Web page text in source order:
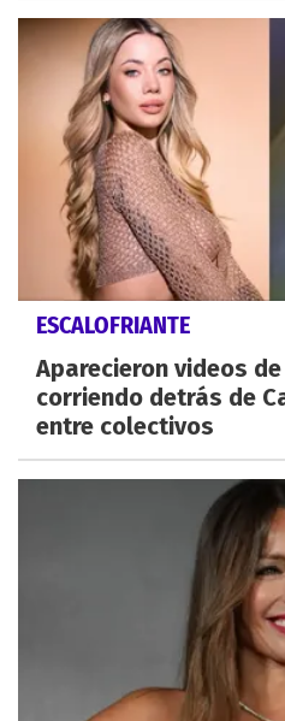
ESCALOFRIANTE
Aparecieron videos
corriendo detrás de
entre colectivos